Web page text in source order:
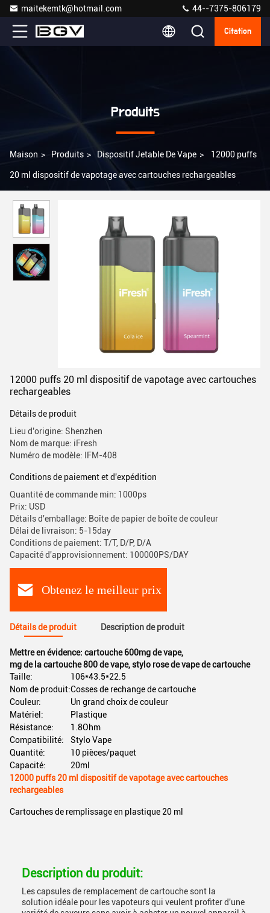
maitekemtk@hotmail.com 44--7375-806179
Citation
Produits
Maison > Produits > Dispositif Jetable De Vape > 12000 puffs
20 ml dispositif de vapotage avec cartouches rechargeables
12000 puffs 20 ml dispositif de vapotage avec cartouches
rechargeables
Détails de produit
Lieu d'origine: Shenzhen
Nom de marque: iFresh
Numéro de modèle: IFM-408
Conditions de paiement et d'expédition
Quantité de commande min: 1000ps
Prix: USD
Détails d'emballage: Boîte de papier de boîte de couleur
Délai de livraison: 5-15day
Conditions de paiement: T/T, D/P, D/A
Capacité d'approvisionnement: 100000PS/DAY
Obtenez le meilleur prix
Détails de produit Description de produit
Mettre en évidence: cartouche 600mg de vape,
mg de la cartouche 800 de vape,stylo rose de vape de cartouche
Taille:
106*43.5*22.5
Nom de produit:Cosses de rechange de cartouche
Couleur:
Un grand choix de couleur
Matériel:
Plastique
Résistance:
1.8Ohm
Compatibilité:
Stylo Vape
Quantité:
10 pièces/paquet
Capacité:
20ml
12000 puffs 20 ml dispositif de vapotage avec cartouches
rechargeables
Cartouches de remplissage en plastique 20 ml
Description du produit:
Les capsules de remplacement de cartouche sont la
solution idéale pour les vapoteurs qui veulent profiter d'une